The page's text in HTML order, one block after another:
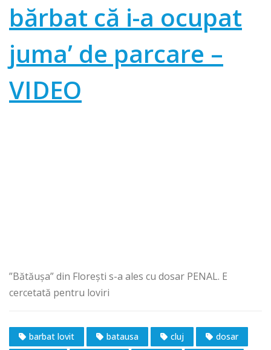
bărbat că i-a ocupat
juma’ de parcare –
VIDEO
”Bătăușa” din Florești s-a ales cu dosar PENAL. E
cercetată pentru loviri
barbat lovit batausa cluj dosar